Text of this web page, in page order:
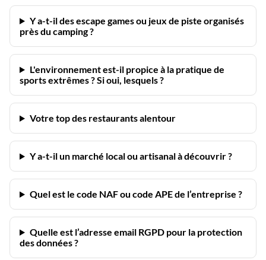
Y a-t-il des escape games ou jeux de piste organisés
près du camping ?
L'environnement est-il propice à la pratique de
sports extrêmes ? Si oui, lesquels ?
Votre top des restaurants alentour
Y a-t-il un marché local ou artisanal à découvrir ?
Quel est le code NAF ou code APE de l’entreprise ?
Quelle est l’adresse email RGPD pour la protection
des données ?